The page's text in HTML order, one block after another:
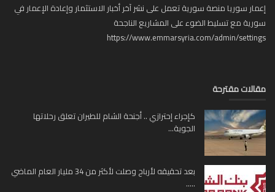
سوريا منصة سورية تعمل على نشر آخر أخبار الاستثمار وإعادة الإعمار في
مع تسليط الضوء على المشاريع الناجحة
https://www.emmarsyria.com/admin/
مقترحة
كإجراء إحترازي .. أجنحة الشام للطيران تعلق رحلاتها
الجوية...
بعد تحقيقه لأرباح وصلت لأكثر من 34 مليار العام الماضي
.....